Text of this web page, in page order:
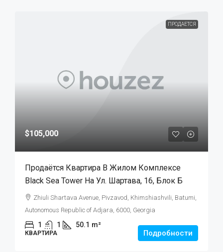
ПРОДАЕТСЯ
$105,000
Продаётся Квартира В Жилом Комплексе
Black Sea Tower На Ул. Шартава, 16, Блок Б
Zhiuli Shartava Avenue, Pivzavod, Khimshiashvili, Batumi,
Autonomous Republic of Adjara, 6000, Georgia
1 1 50.1 m²
КВАРТИРА Подробности